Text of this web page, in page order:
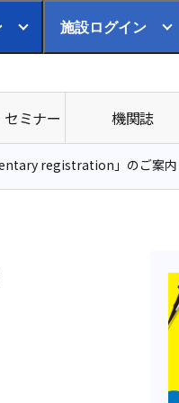
施設ログイン
ミナー 機関誌
registration」のご案内